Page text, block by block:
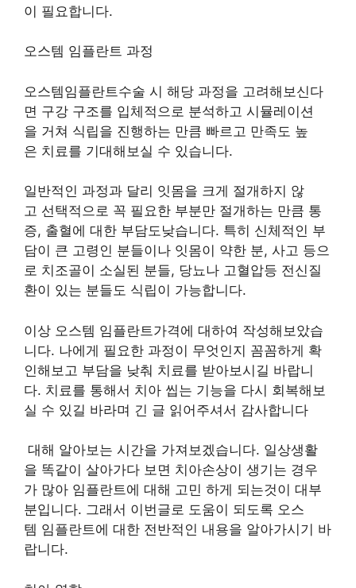
이 필요합니다.
오스템 임플란트 과정
오스템임플란트수술 시 해당 과정을 고려해보신다
면 구강 구조를 입체적으로 분석하고 시뮬레이션
을 거쳐 식립을 진행하는 만큼 빠르고 만족도 높
은 치료를 기대해보실 수 있습니다.
일반적인 과정과 달리 잇몸을 크게 절개하지 않
고 선택적으로 꼭 필요한 부분만 절개하는 만큼 통
증, 출혈에 대한 부담도낮습니다. 특히 신체적인 부
담이 큰 고령인 분들이나 잇몸이 약한 분, 사고 등으
로 치조골이 소실된 분들, 당뇨나 고혈압등 전신질
환이 있는 분들도 식립이 가능합니다.
이상 오스템 임플란트가격에 대하여 작성해보았습
니다. 나에게 필요한 과정이 무엇인지 꼼꼼하게 확
인해보고 부담을 낮춰 치료를 받아보시길 바랍니
다. 치료를 통해서 치아 씹는 기능을 다시 회복해보
실 수 있길 바라며 긴 글 읽어주셔서 감사합니다
대해 알아보는 시간을 가져보겠습니다. 일상생활
을 똑같이 살아가다 보면 치아손상이 생기는 경우
가 많아 임플란트에 대해 고민 하게 되는것이 대부
분입니다. 그래서 이번글로 도움이 되도록 오스
템 임플란트에 대한 전반적인 내용을 알아가시기 바
랍니다.